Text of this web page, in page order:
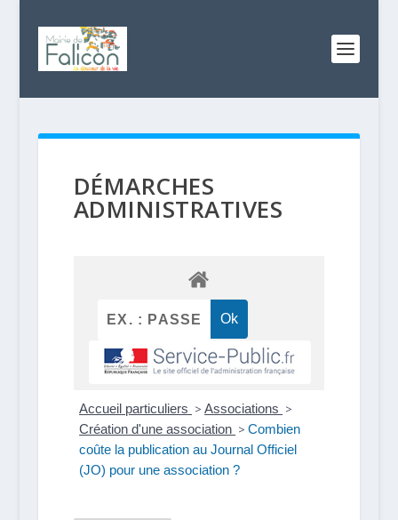
DÉMARCHES
ADMINISTRATIVES
Accueil particuliers > Associations >
Création d'une association > Combien
coûte la publication au Journal Officiel
(JO) pour une association ?